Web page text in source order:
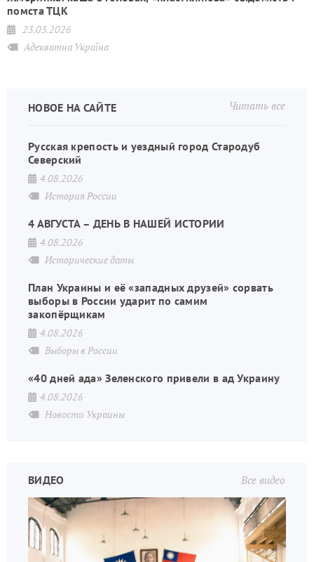
помста ТЦК
23.03.2026
Адекватна Україна
Читать все
НОВОЕ НА САЙТЕ
Русская крепость и уездный город Стародуб
Северский
4.08.2026
История России
4 АВГУСТА – ДЕНЬ В НАШЕЙ ИСТОРИИ
4.08.2026
Исторические даты
План Украины и её «западных друзей» сорвать
выборы в России ударит по самим
закопёрщикам
4.08.2026
Выборы в России
«40 дней ада» Зеленского привели в ад Украину
4.08.2026
Новости Украины
Все видео
ВИДЕО